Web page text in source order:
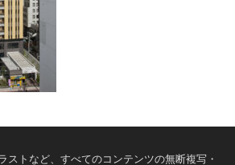
ストなど、すべてのコンテンツの無断複写・